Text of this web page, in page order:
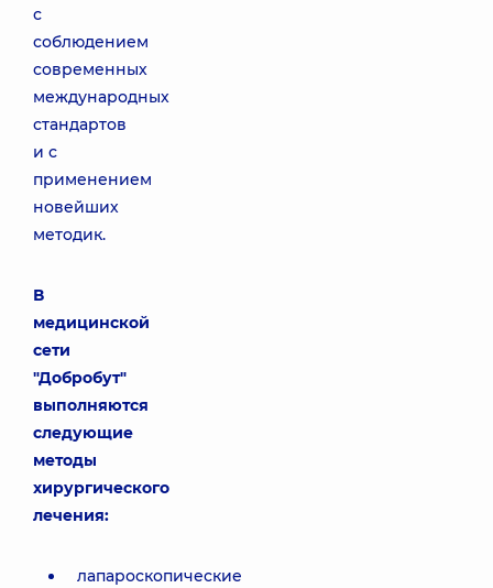
с
соблюдением
современных
международных
стандартов
и с
применением
новейших
методик.
В
медицинской
сети
"Добробут"
выполняются
следующие
методы
хирургического
лечения:
лапароскопические